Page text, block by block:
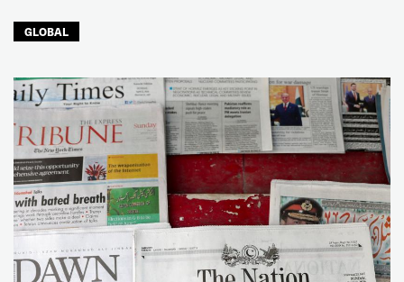
GLOBAL